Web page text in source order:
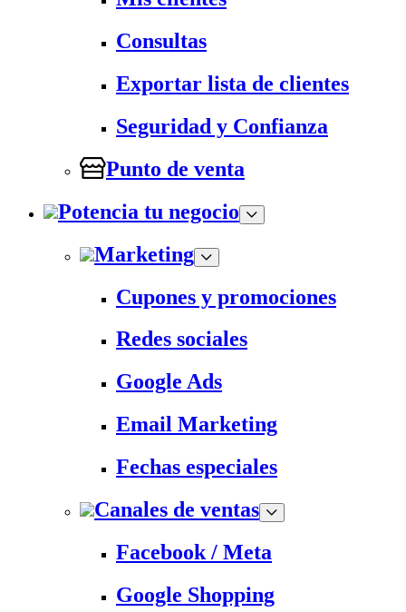
Consultas
Exportar lista de clientes
Seguridad y Confianza
Punto de venta
Potencia tu negocio
Marketing
Cupones y promociones
Redes sociales
Google Ads
Email Marketing
Fechas especiales
Canales de ventas
Facebook / Meta
Google Shopping